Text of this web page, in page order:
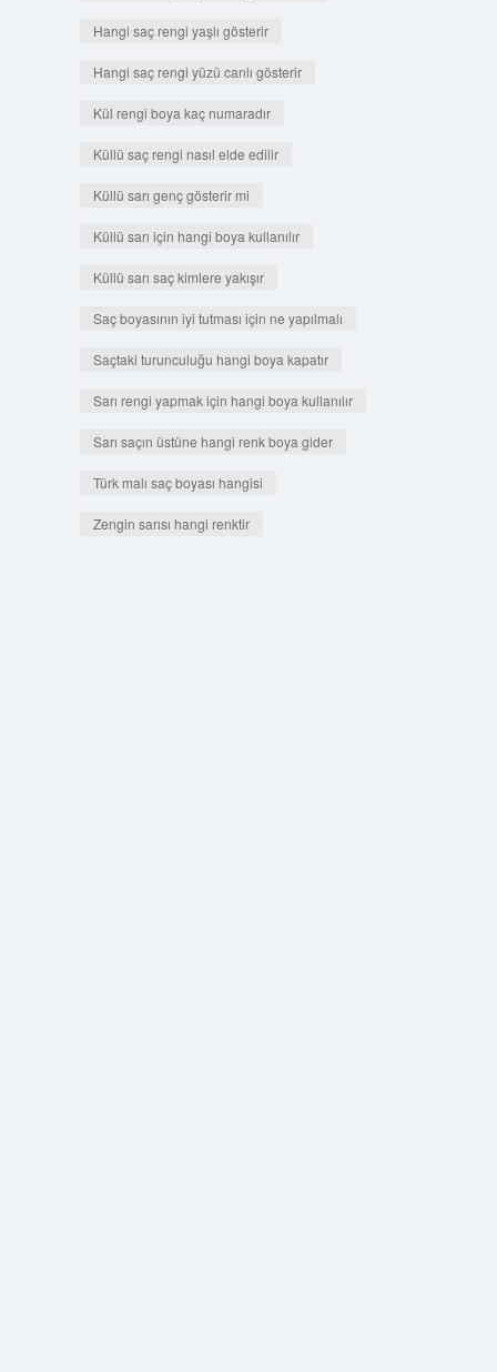
Hangi saç rengi yaşlı gösterir
Hangi saç rengi yüzü canlı gösterir
Kül rengi boya kaç numaradır
Küllü saç rengi nasıl elde edilir
Küllü sarı genç gösterir mi
Küllü sarı için hangi boya kullanılır
Küllü sarı saç kimlere yakışır
Saç boyasının iyi tutması için ne yapılmalı
Saçtaki turunculuğu hangi boya kapatır
Sarı rengi yapmak için hangi boya kullanılır
Sarı saçın üstüne hangi renk boya gider
Türk malı saç boyası hangisi
Zengin sarısı hangi renktir